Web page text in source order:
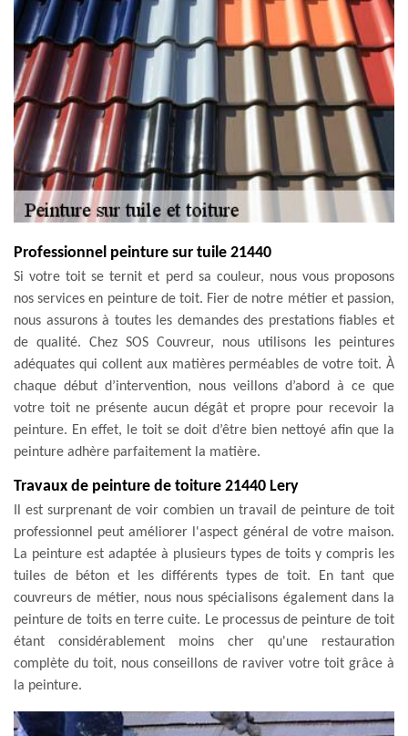
Professionnel peinture sur tuile 21440
Si votre toit se ternit et perd sa couleur, nous vous proposons
nos services en peinture de toit. Fier de notre métier et passion,
nous assurons à toutes les demandes des prestations fiables et
de qualité. Chez SOS Couvreur, nous utilisons les peintures
adéquates qui collent aux matières perméables de votre toit. À
chaque début d’intervention, nous veillons d’abord à ce que
votre toit ne présente aucun dégât et propre pour recevoir la
peinture. En effet, le toit se doit d’être bien nettoyé afin que la
peinture adhère parfaitement la matière.
Travaux de peinture de toiture 21440 Lery
Il est surprenant de voir combien un travail de peinture de toit
professionnel peut améliorer l'aspect général de votre maison.
La peinture est adaptée à plusieurs types de toits y compris les
tuiles de béton et les différents types de toit. En tant que
couvreurs de métier, nous nous spécialisons également dans la
peinture de toits en terre cuite. Le processus de peinture de toit
étant considérablement moins cher qu'une restauration
complète du toit, nous conseillons de raviver votre toit grâce à
la peinture.